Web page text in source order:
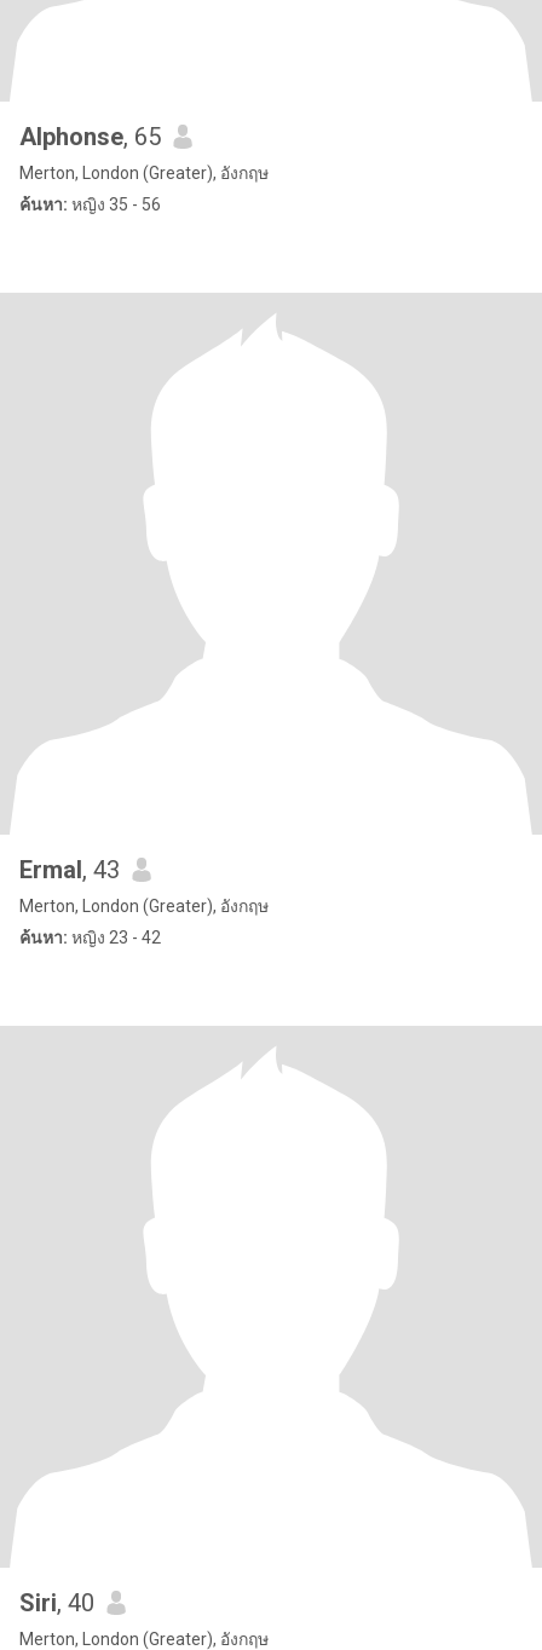
Alphonse, 65
Merton, London (Greater), อังกฤษ
ค้นหา: หญิง 35 - 56
Ermal, 43
Merton, London (Greater), อังกฤษ
ค้นหา: หญิง 23 - 42
Siri, 40
Merton, London (Greater), อังกฤษ